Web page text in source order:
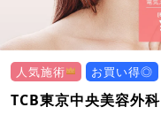
人気施術 お買い得◎
TCB東京中央美容外科